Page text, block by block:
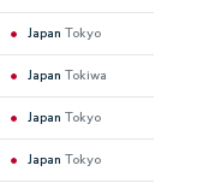
Japan Tokyo
Japan Tokiwa
Japan Tokyo
Japan Tokyo